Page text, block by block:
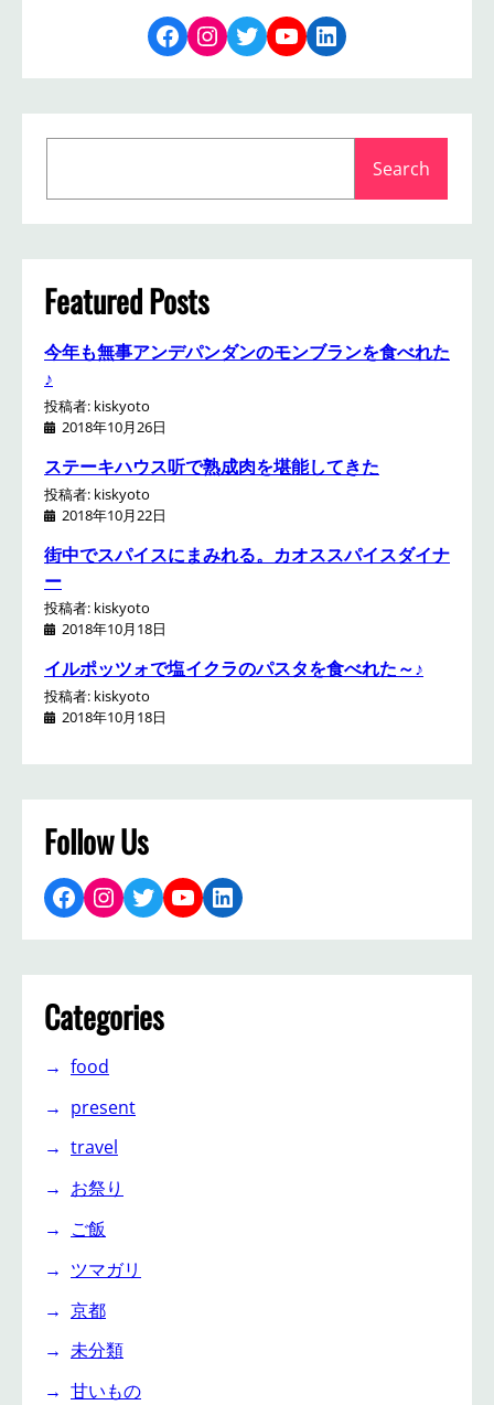
Facebook Instagram Twitter YouTube LinkedIn
a
r
c
h
Search
Featured Posts
今年も無事アンデパンダンのモンブランを食べれた
♪
投稿者: kiskyoto
2018年10月26日
ステーキハウス听で熟成肉を堪能してきた
投稿者: kiskyoto
2018年10月22日
街中でスパイスにまみれる。カオススパイスダイナ
ー
投稿者: kiskyoto
2018年10月18日
イルポッツォで塩イクラのパスタを食べれた～♪
投稿者: kiskyoto
2018年10月18日
Follow Us
Facebook Instagram Twitter YouTube LinkedIn
Categories
food
present
travel
お祭り
ご飯
ツマガリ
京都
未分類
甘いもの